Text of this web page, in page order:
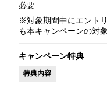
必要
※対象期間中にエント
も本キャンペーンの対
キャンペーン特典
特典内容